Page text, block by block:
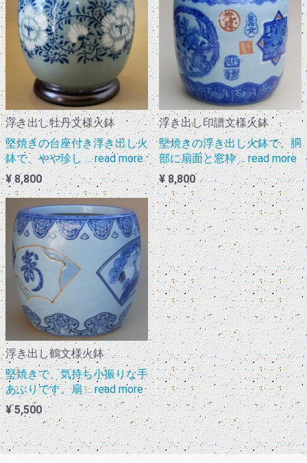
浮き出し牡丹文様火鉢
堅焼きの台座付き浮き出し火
鉢で、やや珍し … read more
¥ 8,800
浮き出し印譜文様火鉢
堅焼きの浮き出し火鉢で、胴
部に扇面と窓枠 … read more
¥ 8,800
浮き出し鶴文様火鉢
堅焼きで、気持ち小振りな手
あぶりです。扇 … read more
¥ 5,500